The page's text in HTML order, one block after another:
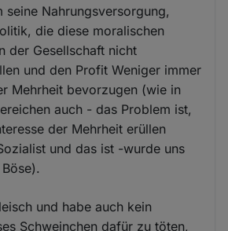
seine Nahrungsversorgung,
die diese moralischen
der Gesellschaft nicht
und den Profit Weniger immer
Mehrheit bevorzugen (wie in
auch - das Problem ist,
der Mehrheit erüllen
und das ist -wurde uns
und habe auch kein
Schweinchen dafür zu töten,